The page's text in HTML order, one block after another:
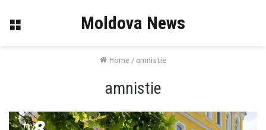
Menu Moldova News
Home /amnistie
amnistie